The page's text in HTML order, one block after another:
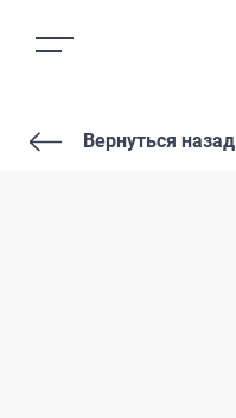
Вернуться назад